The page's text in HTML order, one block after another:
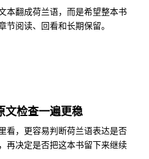
本翻成荷兰语，而是希望整本书
阅读、回看和长期保留。
文检查一遍更稳
看，更容易判断荷兰语表达是否
再决定是否把这本书留下来继续